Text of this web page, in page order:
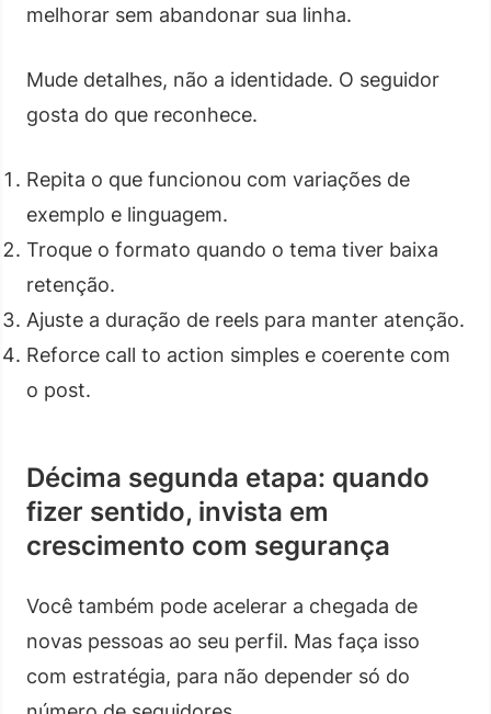
melhorar sem abandonar sua linha.
Mude detalhes, não a identidade. O seguidor
gosta do que reconhece.
Repita o que funcionou com variações de
exemplo e linguagem.
Troque o formato quando o tema tiver baixa
retenção.
Ajuste a duração de reels para manter atenção.
Reforce call to action simples e coerente com
o post.
Décima segunda etapa: quando
fizer sentido, invista em
crescimento com segurança
Você também pode acelerar a chegada de
novas pessoas ao seu perfil. Mas faça isso
com estratégia, para não depender só do